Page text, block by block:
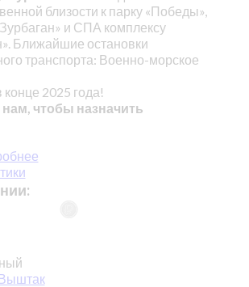
близости к парку «Победы»,
и СПА комплексу
Ближайшие остановки
транспорта: Военно-морское
2025 года!
чтобы назначить